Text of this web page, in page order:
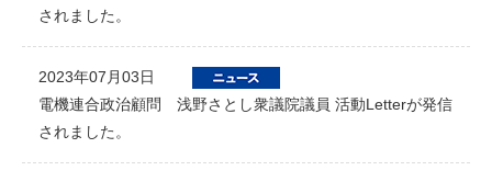
されました。
2023年07月03日
電機連合政治顧問 浅野さとし衆議院議員 活動Letterが発信
されました。